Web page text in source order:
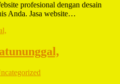
profesional dengan desain
Anda. Jasa website…